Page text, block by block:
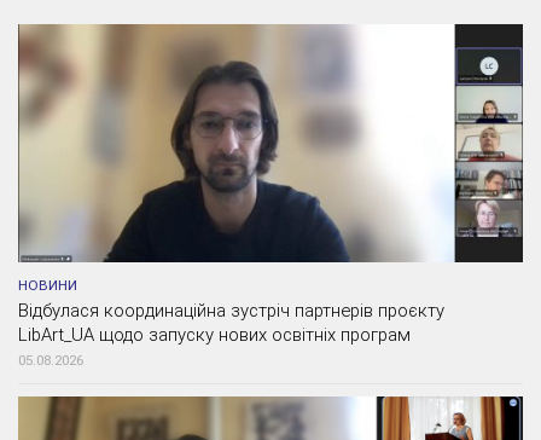
НОВИНИ
Відбулася координаційна зустріч партнерів проєкту
LibArt_UA щодо запуску нових освітніх програм
05.08.2026